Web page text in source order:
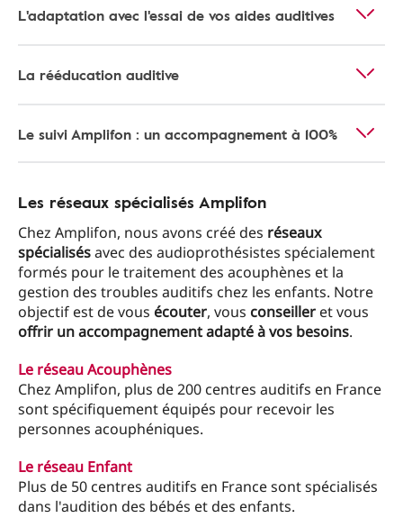
L'adaptation avec l'essai de vos aides auditives
La rééducation auditive
Le suivi Amplifon : un accompagnement à 100%
Les réseaux spécialisés Amplifon
Chez Amplifon, nous avons créé des réseaux
spécialisésavec des audioprothésistes spécialement
formés pour le traitement des acouphènes et la
gestion des troubles auditifs chez les enfants. Notre
objectif est de vous écouter, vous conseiller et vous
offrir un accompagnement adapté à vos besoins.
Le réseau Acouphènes
Chez Amplifon, plus de 200 centres auditifs en France
sont spécifiquement équipés pour recevoir les
personnes acouphéniques.
Le réseau Enfant
Plus de 50 centres auditifs en France sont spécialisés
dans l'audition des bébés et des enfants.